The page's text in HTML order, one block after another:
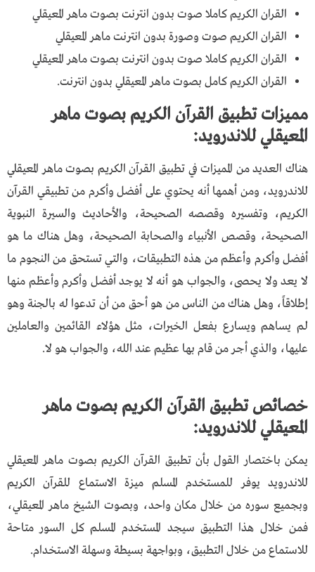
القران الكريم كاملا صوت بدون انترنت بصوت ماهر المعيقلي
القران الكريم صوت وصورة بدون انترنت ماهر المعيقلي
القران الكريم كاملا صوت بدون انترنت بصوت ماهر المعيقلي
القران الكريم كامل بصوت ماهر المعيقلي بدون انترنت.
مميزات تطبيق القرآن الكريم بصوت ماهر
المعيقلي للاندرويد:
هناك العديد من المميزات في تطبيق القرآن الكريم بصوت ماهر المعيقلي
للاندرويد، ومن أهمها أنه يحتوي على أفضل وأكرم من تطبيقي القرآن
الكريم، وتفسيره وقصصه الصحيحة، والأحاديث والسيرة النبوية
الصحيحة، وقصص الأنبياء والصحابة الصحيحة، وهل هناك ما هو
أفضل وأكرم وأعظم من هذه التطبيقات، والتي تستحق من النجوم ما
لا يعد ولا يحصى، والجواب هو أنه لا يوجد أفضل وأكرم وأعظم منها
إطلاقاً، وهل هناك من الناس من هو أحق من أن تدعوا له بالجنة وهو
لم يساهم ويسارع بفعل الخيرات، مثل هؤلاء القائمين والعاملين
عليها، والذي أجر من قام بها عظيم عند الله، والجواب هو لا.
خصائص تطبيق القرآن الكريم بصوت ماهر
المعيقلي للاندرويد:
يمكن باختصار القول بأن تطبيق القرآن الكريم بصوت ماهر المعيقلي
للاندرويد يوفر للمستخدم المسلم ميزة الاستماع للقرآن الكريم
وبجميع سوره من خلال مكان واحد، وبصوت الشيخ ماهر المعيقلي،
فمن خلال هذا التطبيق سيجد المستخدم المسلم كل السور متاحة
للاستماع من خلال التطبيق، وبواجهة بسيطة وسهلة الاستخدام.